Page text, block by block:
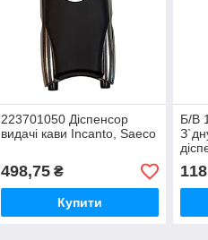
223701050 Діспенсор
видачі кави Incanto, Saeco
498,75₴
Купити
Б/В